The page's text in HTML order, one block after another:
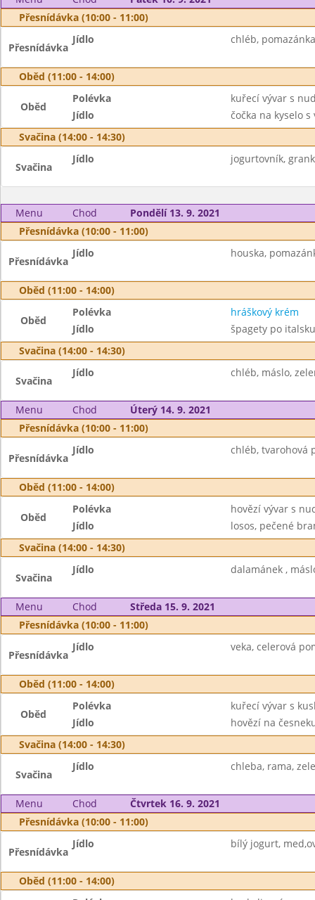
Přesnídávka (10:00 - 11:00)
Přesnídávka
Jídlo chléb,
Oběd (11:00 - 14:00)
Oběd
Polévka
kuřecí vývar s
Jídlo
čočka na kyselo
Svačina (14:00 - 14:30)
Svačina
Jídlo jogurtovník,
Menu Chod
Pondělí 13. 9. 2021
Přesnídávka (10:00 - 11:00)
Přesnídávka
Jídlo houska,
Oběd (11:00 - 14:00)
Oběd
Polévka
hráškový krém
Jídlo
špagety po
Svačina (14:00 - 14:30)
Svačina
Jídlo chléb, máslo,
Menu Chod
Úterý 14. 9. 2021
Přesnídávka (10:00 - 11:00)
Přesnídávka
Jídlo chléb, tvarohová
Oběd (11:00 - 14:00)
Oběd
Polévka
hovězí vývar s
Jídlo
losos, pečené
Svačina (14:00 - 14:30)
Svačina
Jídlo dalamánek ,
Menu Chod
Středa 15. 9. 2021
Přesnídávka (10:00 - 11:00)
Přesnídávka
Jídlo veka, celerová
Oběd (11:00 - 14:00)
Oběd
Polévka
kuřecí vývar s
Jídlo
hovězí na
Svačina (14:00 - 14:30)
Svačina
Jídlo chleba, rama,
Menu Chod
Čtvrtek 16. 9. 2021
Přesnídávka (10:00 - 11:00)
Přesnídávka
Jídlo bílý jogurt,
Oběd (11:00 - 14:00)